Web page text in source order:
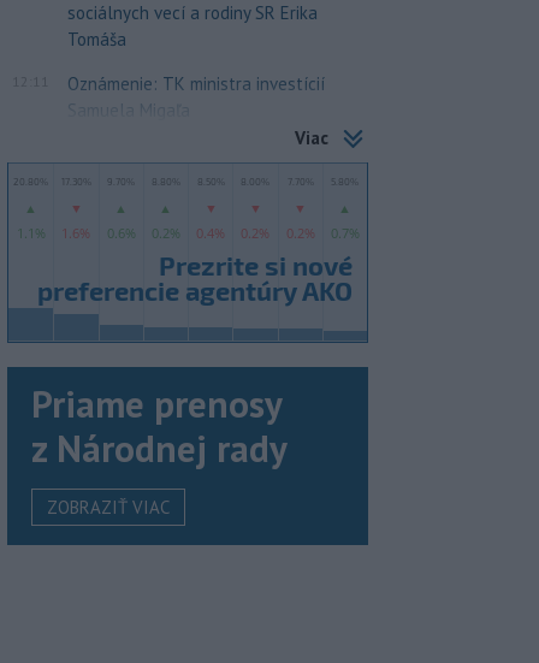
sociálnych vecí a rodiny SR Erika
Tomáša
Oznámenie: TK ministra investícií
Samuela Migaľa
Viac
Priame prenosy
z Národnej rady
ZOBRAZIŤ VIAC